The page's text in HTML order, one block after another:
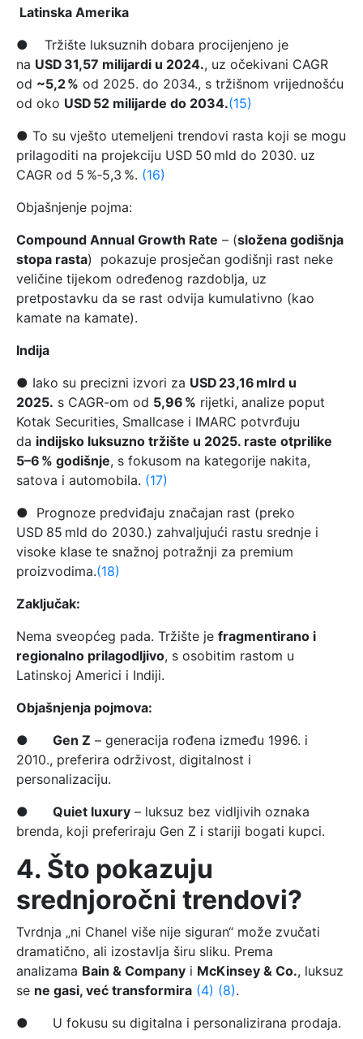
Latinska Amerika
● Tržište luksuznih dobara procijenjeno je
na USD 31,57 milijardi u 2024., uz očekivani CAGR
od ~5,2 % od 2025. do 2034., s tržišnom vrijednošću
od oko USD 52 milijarde do 2034.(15)
● To su vješto utemeljeni trendovi rasta koji se mogu
prilagoditi na projekciju USD 50 mld do 2030. uz
CAGR od 5 %‑5,3 %. (16)
Objašnjenje pojma:
Compound Annual Growth Rate – (složena godišnja
stopa rasta) pokazuje prosječan godišnji rast neke
veličine tijekom određenog razdoblja, uz
pretpostavku da se rast odvija kumulativno (kao
kamate na kamate).
Indija
● Iako su precizni izvori za USD 23,16 mlrd u
2025. s CAGR-om od 5,96 % rijetki, analize poput
Kotak Securities, Smallcase i IMARC potvrđuju
da indijsko luksuzno tržište u 2025. raste otprilike
5–6 % godišnje, s fokusom na kategorije nakita,
satova i automobila. (17)
● Prognoze predviđaju značajan rast (preko
USD 85 mld do 2030.) zahvaljujući rastu srednje i
visoke klase te snažnoj potražnji za premium
proizvodima.(18)
Zaključak:
Nema sveopćeg pada. Tržište je fragmentirano i
regionalno prilagodljivo, s osobitim rastom u
Latinskoj Americi i Indiji.
Objašnjenja pojmova:
● Gen Z – generacija rođena između 1996. i
2010., preferira održivost, digitalnost i
personalizaciju.
● Quiet luxury – luksuz bez vidljivih oznaka
brenda, koji preferiraju Gen Z i stariji bogati kupci.
4. Što pokazuju
srednjoročni trendovi?
Tvrdnja „ni Chanel više nije siguran“ može zvučati
dramatično, ali izostavlja širu sliku. Prema
analizama Bain & Company i McKinsey & Co., luksuz
se ne gasi, već transformira (4) (8).
● U fokusu su digitalna i personalizirana prodaja.